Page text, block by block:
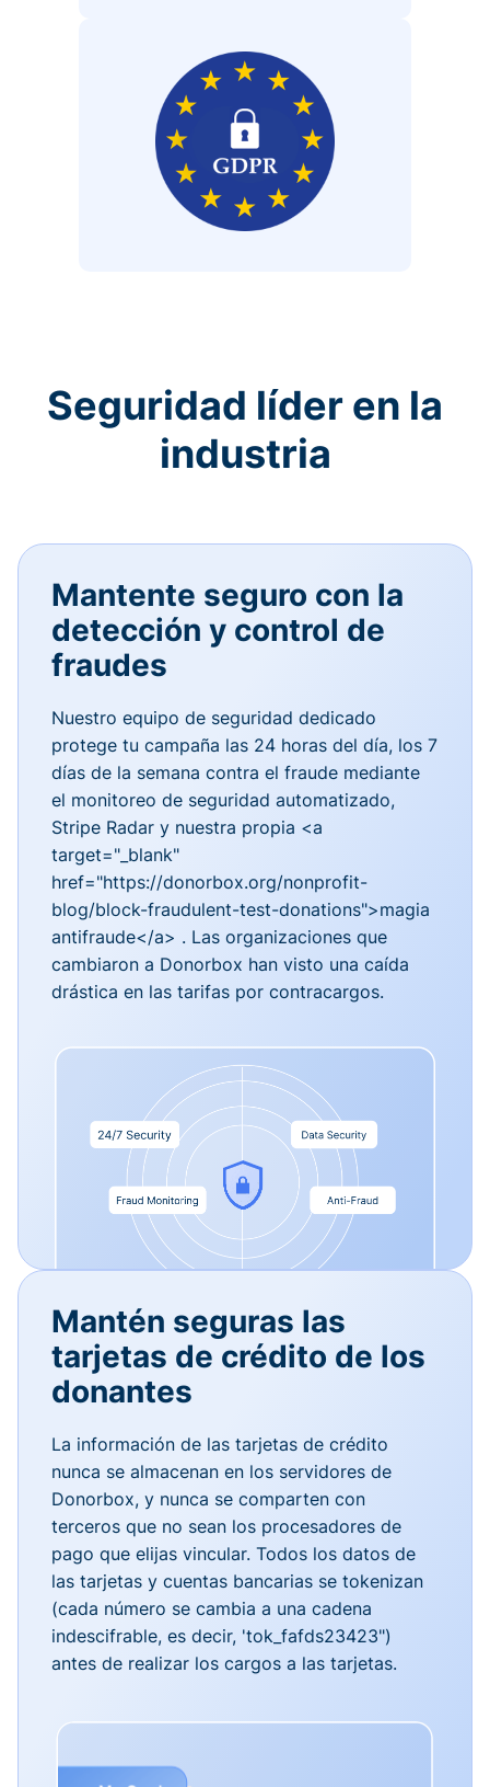
Seguridad líder en la
industria
Mantente seguro con la
detección y control de
fraudes
Nuestro equipo de seguridad dedicado
protege tu campaña las 24 horas del día, los 7
días de la semana contra el fraude mediante
el monitoreo de seguridad automatizado,
Stripe Radar y nuestra propia <a
target="_blank"
href="https://donorbox.org/nonprofit-
blog/block-fraudulent-test-donations">magia
antifraude</a> . Las organizaciones que
cambiaron a Donorbox han visto una caída
drástica en las tarifas por contracargos.
Mantén seguras las
tarjetas de crédito de los
donantes
La información de las tarjetas de crédito
nunca se almacenan en los servidores de
Donorbox, y nunca se comparten con
terceros que no sean los procesadores de
pago que elijas vincular. Todos los datos de
las tarjetas y cuentas bancarias se tokenizan
(cada número se cambia a una cadena
indescifrable, es decir, 'tok_fafds23423")
antes de realizar los cargos a las tarjetas.